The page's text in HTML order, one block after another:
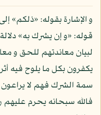
و الإشارة بقوله: «ذلكم»
قوله: «و إن يشرك به»
لبيان معاندتهم للحق و
يكفرون بكل ما يلوح فيه
سمة الشرك فهم لا يراعون
فالله سبحانه يحرم